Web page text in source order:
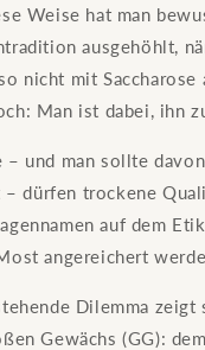
Weise hat man
ausgehöhlt,
nicht mit
Man ist dabei, ihn
– und man sollte
dürfen trockene
auf dem
angereichert
Dilemma zeigt
Gewächs (GG):